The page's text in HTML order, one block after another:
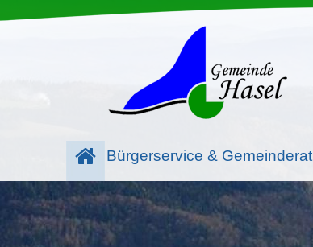
Bürgerservice & Gemeinderat